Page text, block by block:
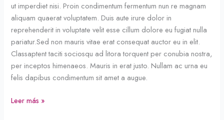
ut imperdiet nisi. Proin condimentum fermentum nun re magnam
aliquam quaerat voluptatem. Duis aute irure dolor in
reprehenderit in voluptate velit esse cillum dolore eu fugiat nulla
pariatur.Sed non mauris vitae erat consequat auctor eu in elit.
Classaptent taciti sociosqu ad litora torquent per conubia nostra,
per inceptos himenaeos. Mauris in erat justo. Nullam ac urna eu
felis dapibus condimentum sit amet a augue.
Leer más »